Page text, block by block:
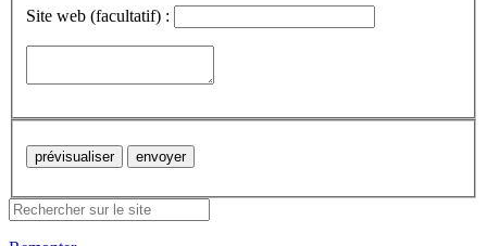
Site web (facultatif) :